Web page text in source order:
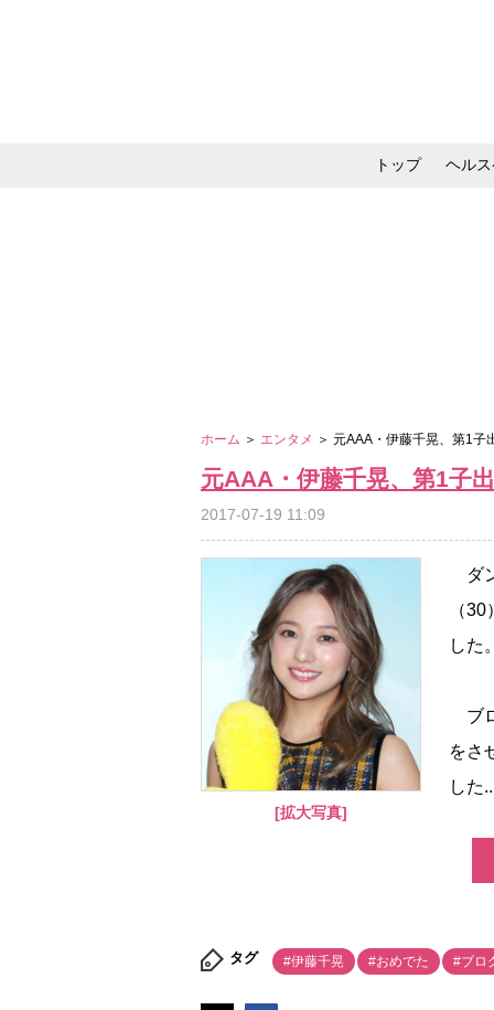
トップ ヘル
ホーム ＞ エンタメ ＞ 元AAA・伊藤千晃、第1
元AAA・伊藤千晃、第1子
2017-07-19 11:09
[拡大写真]
ダ
（
した
ブ
をさ
した
タグ #伊藤千晃 #おめでた #ブロ